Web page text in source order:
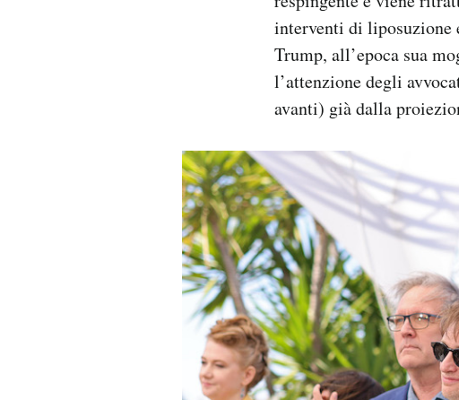
interventi di liposuzione
Trump, all’epoca sua
l’attenzione degli
avanti) già dalla